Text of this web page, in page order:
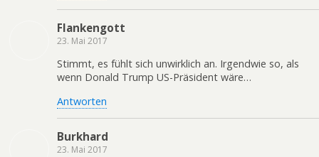
Flankengott
23. Mai 2017
Stimmt, es fühlt sich unwirklich an. Irgendwie so, als
wenn Donald Trump US-Präsident wäre…
Antworten
Burkhard
23. Mai 2017